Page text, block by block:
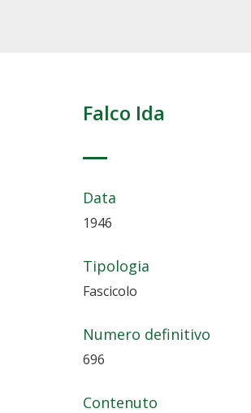
Falco Ida
Data
1946
Tipologia
Fascicolo
Numero definitivo
696
Contenuto